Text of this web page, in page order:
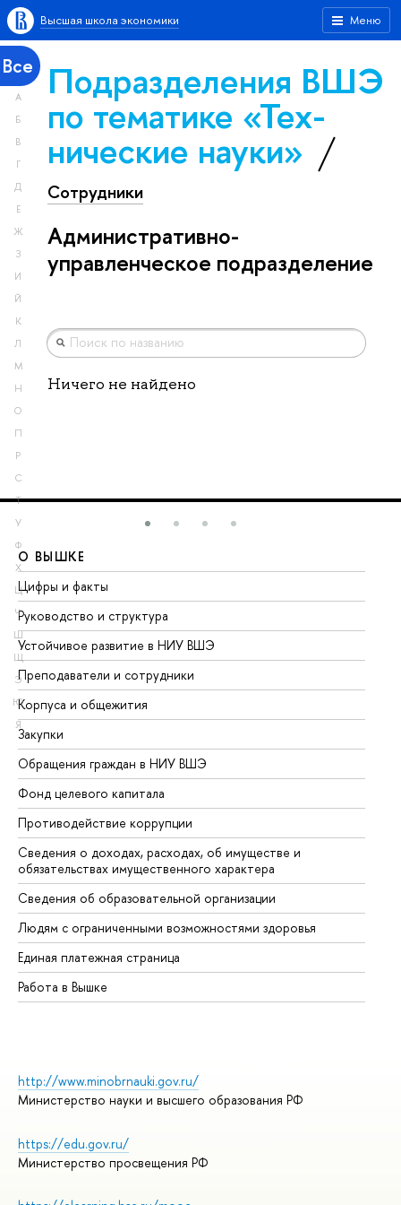
Меню
Высшая школа экономики
Все
А
Б
В
Г
Д
Е
Ж
З
И
Й
К
Л
М
Н
О
П
Р
С
Т
У
Ф
Х
Ц
Ч
Ш
Щ
Э
Ю
Я
Подразделения ВШЭ
по тематике «Тех­
ничес­кие науки»
Сотрудники
Административно-
управленческое подразделение
Ничего не найдено
О ВЫШКЕ
Цифры и факты
Руководство и структура
Устойчивое развитие в НИУ ВШЭ
Преподаватели и сотрудники
Корпуса и общежития
Закупки
Обращения граждан в НИУ ВШЭ
Фонд целевого капитала
Противодействие коррупции
Сведения о доходах, расходах, об имуществе и
обязательствах имущественного характера
Сведения об образовательной организации
Людям с ограниченными возможностями здоровья
Единая платежная страница
Работа в Вышке
http://www.minobrnauki.gov.ru/
Министерство науки и высшего образования РФ
https://edu.gov.ru/
Министерство просвещения РФ